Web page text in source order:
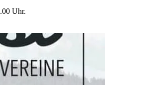
Uhr.